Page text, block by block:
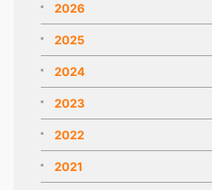
2026
2025
2024
2023
2022
2021